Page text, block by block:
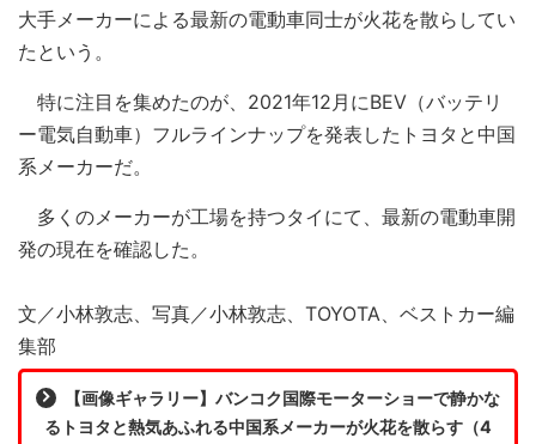
大手メーカーによる最新の電動車同士が火花を散らしてい
たという。
特に注目を集めたのが、2021年12月にBEV（バッテリ
ー電気自動車）フルラインナップを発表したトヨタと中国
系メーカーだ。
多くのメーカーが工場を持つタイにて、最新の電動車開
発の現在を確認した。
文／小林敦志、写真／小林敦志、TOYOTA、ベストカー編
集部
【画像ギャラリー】バンコク国際モーターショーで静かな
るトヨタと熱気あふれる中国系メーカーが火花を散らす（4